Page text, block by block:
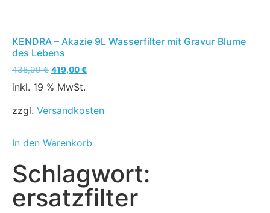
KENDRA – Akazie 9L Wasserfilter mit Gravur Blume
des Lebens
438,99€ 419,00€
inkl. 19 % MwSt.
zzgl. Versandkosten
In den Warenkorb
Schlagwort:
ersatzfilter